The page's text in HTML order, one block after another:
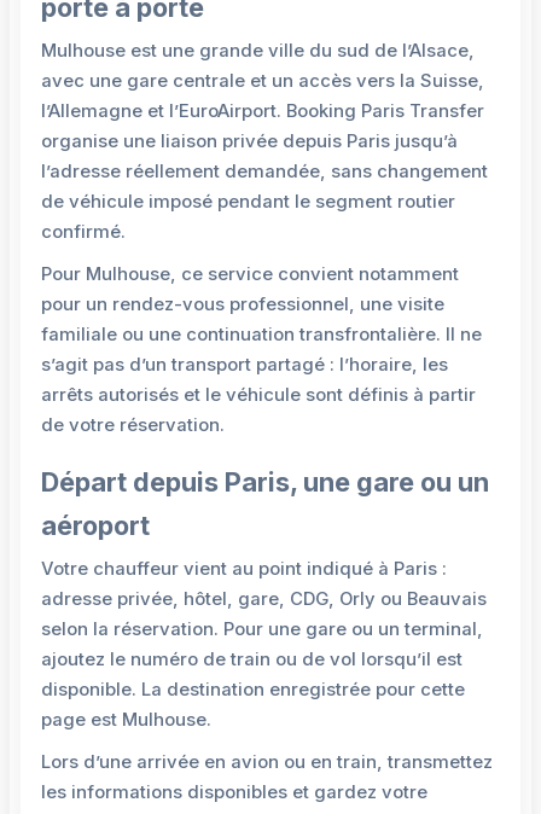
porte à porte
Mulhouse est une grande ville du sud de l’Alsace,
avec une gare centrale et un accès vers la Suisse,
l’Allemagne et l’EuroAirport. Booking Paris Transfer
organise une liaison privée depuis Paris jusqu’à
l’adresse réellement demandée, sans changement
de véhicule imposé pendant le segment routier
confirmé.
Pour Mulhouse, ce service convient notamment
pour un rendez-vous professionnel, une visite
familiale ou une continuation transfrontalière. Il ne
s’agit pas d’un transport partagé : l’horaire, les
arrêts autorisés et le véhicule sont définis à partir
de votre réservation.
Départ depuis Paris, une gare ou un
aéroport
Votre chauffeur vient au point indiqué à Paris :
adresse privée, hôtel, gare, CDG, Orly ou Beauvais
selon la réservation. Pour une gare ou un terminal,
ajoutez le numéro de train ou de vol lorsqu’il est
disponible. La destination enregistrée pour cette
page est Mulhouse.
Lors d’une arrivée en avion ou en train, transmettez
les informations disponibles et gardez votre